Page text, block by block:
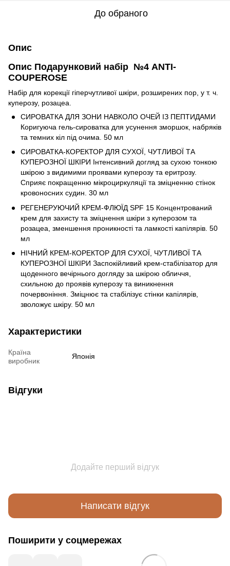
До обраного
Опис
Опис Подарунковий набір №4 ANTI-
COUPEROSE
Набір для корекції гіперчутливої шкіри, розширених пор, у т. ч.
куперозу, розацеа.
СИРОВАТКА ДЛЯ ЗОНИ НАВКОЛО ОЧЕЙ ІЗ ПЕПТИДАМИ
Коригуюча гель-сироватка для усунення зморшок, набряків
та темних кіл під очима. 50 мл
СИРОВАТКА-КОРЕКТОР ДЛЯ СУХОЇ, ЧУТЛИВОЇ ТА
КУПЕРОЗНОЇ ШКІРИ Інтенсивний догляд за сухою тонкою
шкірою з видимими проявами куперозу та еритрозу.
Сприяє покращенню мікроциркуляції та зміцненню стінок
кровоносних судин. 30 мл
РЕГЕНЕРУЮЧИЙ КРЕМ-ФЛЮЇД SPF 15 Концентрований
крем для захисту та зміцнення шкіри з куперозом та
розацеа, зменшення проникності та ламкості капілярів. 50
мл
НІЧНИЙ КРЕМ-КОРЕКТОР ДЛЯ СУХОЇ, ЧУТЛИВОЇ ТА
КУПЕРОЗНОЇ ШКІРИ Заспокійливий крем-стабілізатор для
щоденного вечірнього догляду за шкірою обличчя,
схильною до проявів куперозу та виникнення
почервоніння. Зміцнює та стабілізує стінки капілярів,
зволожує шкіру. 50 мл
Характеристики
Країна
виробник
Японія
Відгуки
Додайте перший відгук
Написати відгук
Поширити у соцмережах